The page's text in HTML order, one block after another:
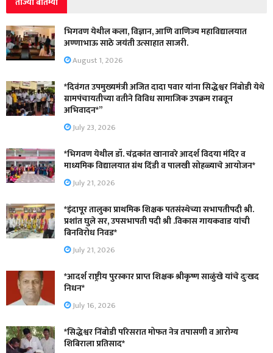
भिगवण येथील कला, विज्ञान, आणि वाणिज्य महाविद्यालयात
अण्णाभाऊ साठे जयंती उत्साहात साजरी.
August 1, 2026
*दिवंगत उपमुख्यमंत्री अजित दादा पवार यांना सिद्धेश्वर निंबोडी येथे
ग्रामपंचायतीच्या वतीने विविध सामाजिक उपक्रम राबवून
अभिवादन*”
July 23, 2026
*भिगवण येथील डॉ. चंद्रकांत खानावरे आदर्श विदया मंदिर व
माध्यमिक विद्यालयात ग्रंथ दिंडी व पालखी सोहळ्याचे आयोजन*
July 21, 2026
*इंदापूर तालुका प्राथमिक शिक्षक पतसंस्थेच्या सभापतीपदी श्री.
प्रशांत घुले सर, उपसभापती पदी श्री .विकास गायकवाड यांची
बिनविरोध निवड*
July 21, 2026
*आदर्श राष्ट्रीय पुरस्कार प्राप्त शिक्षक श्रीकृष्ण साळुंखे यांचे दुःखद
निधन*
July 16, 2026
*सिद्धेश्वर निंबोडी परिसरात मोफत नेत्र तपासणी व आरोग्य
शिबिराला प्रतिसाद*